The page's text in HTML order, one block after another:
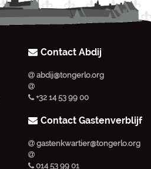
Contact Abdij
abdij@tongerlo.org
+32 14 53 99 00
Contact Gastenverblijf
gastenkwartier@tongerlo.org
014 53 99 01